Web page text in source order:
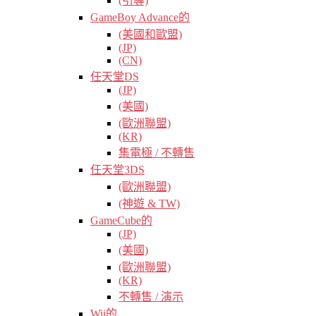
GameBoy Advance的
(美國和歐盟)
(JP)
(CN)
任天堂DS
(JP)
(美國)
(歐洲聯盟)
(KR)
集電極 / 不轉售
任天堂3DS
(歐洲聯盟)
(神遊 & TW)
GameCube的
(JP)
(美國)
(歐洲聯盟)
(KR)
不轉售 / 演示